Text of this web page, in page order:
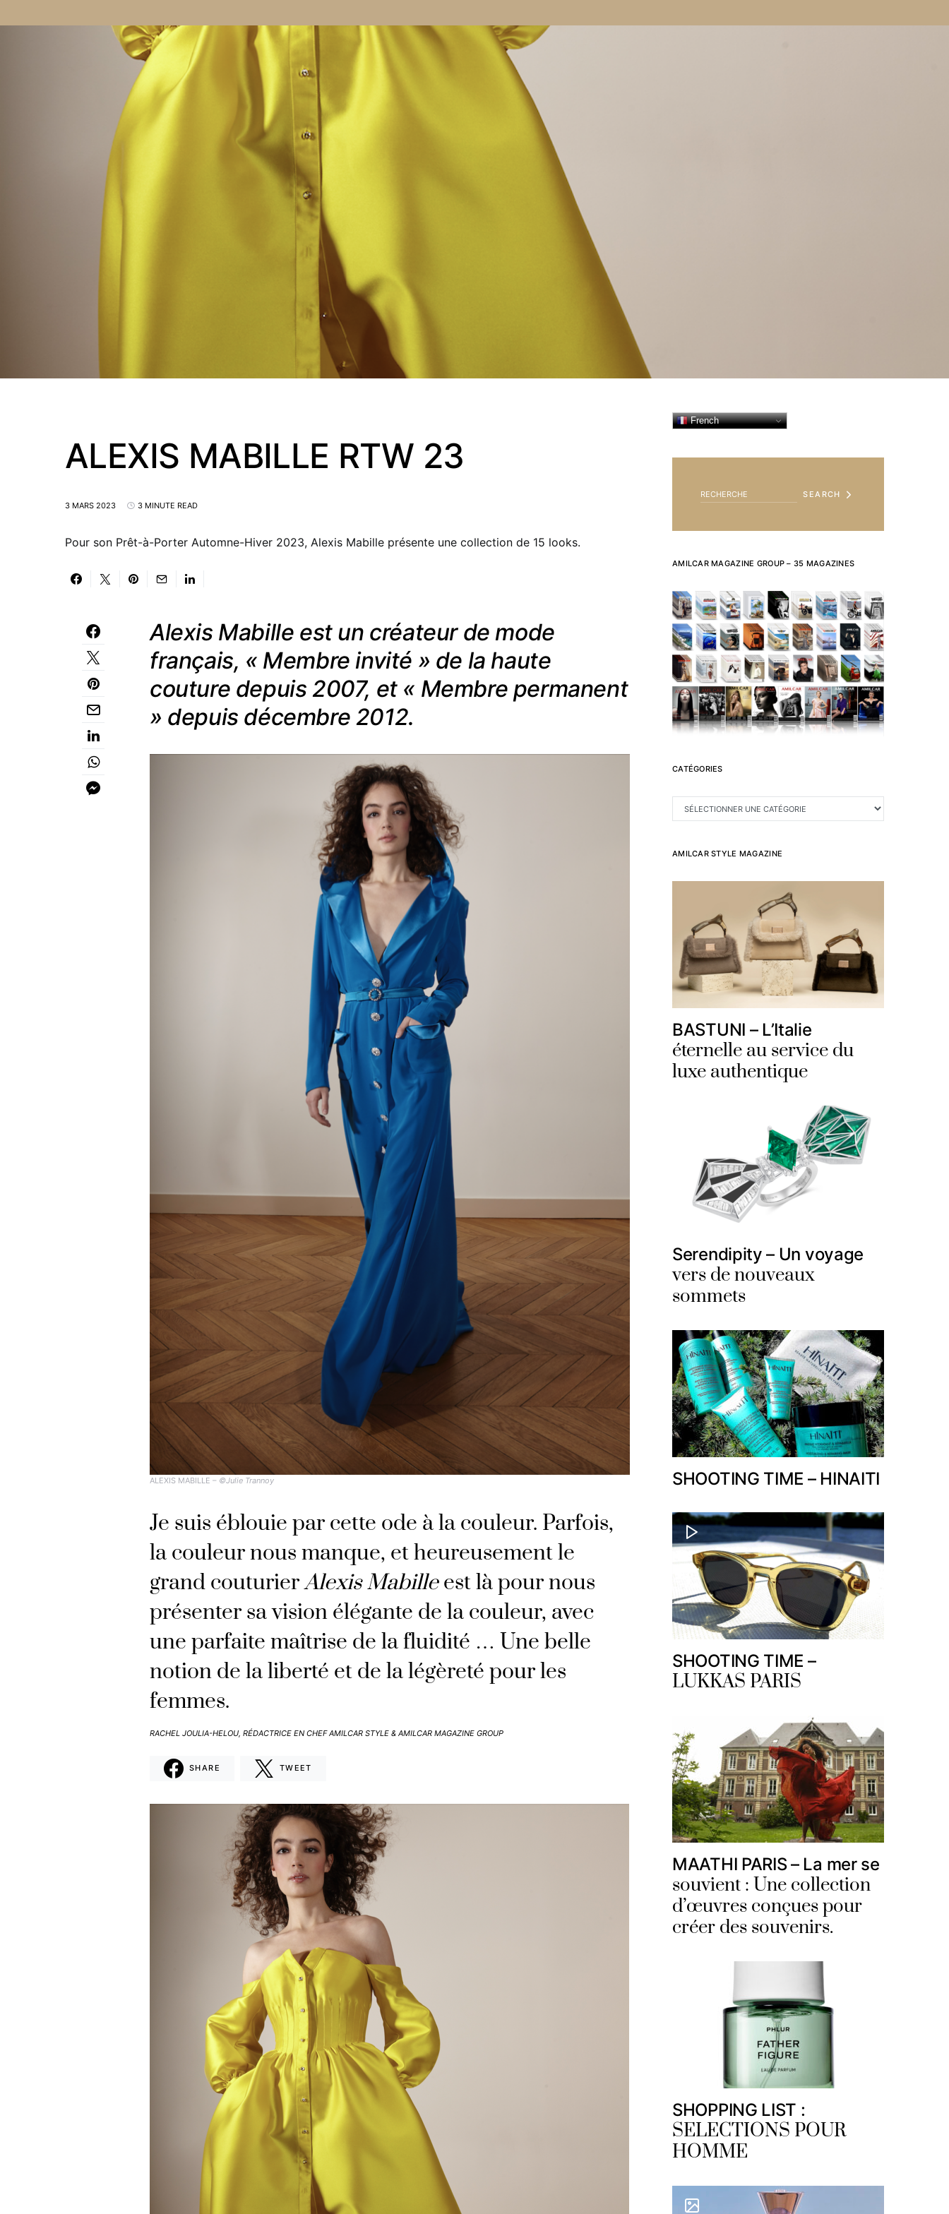
ALEXIS MABILLE RTW 23
3 MARS 2023 3 MINUTE READ
Pour son Prêt-à-Porter Automne-Hiver 2023, Alexis Mabille présente une collection de 15 looks.
Alexis Mabille est un créateur de mode
français, « Membre invité » de la haute
couture depuis 2007, et « Membre permanent
» depuis décembre 2012.
ALEXIS MABILLE – ©Julie Trannoy
Je suis éblouie par cette ode à la couleur. Parfois,
la couleur nous manque, et heureusement le
grand couturierAlexis Mabilleest là pour nous
présenter sa vision élégante de la couleur, avec
une parfaite maîtrise de la fluidité … Une belle
notion de la liberté et de la légèreté pour les
femmes.
RACHEL JOULIA-HELOU, RÉDACTRICE EN CHEF AMILCAR STYLE & AMILCAR MAGAZINE GROUP
SHARE TWEET
French
SEARCH
AMILCAR MAGAZINE GROUP – 35 MAGAZINES
CATÉGORIES
AMILCAR STYLE MAGAZINE
BASTUNI – L’Italie
éternelle au service du
luxe authentique
Serendipity – Un voyage
vers de nouveaux
sommets
SHOOTING TIME – HINAITI
SHOOTING TIME –
LUKKAS PARIS
MAATHI PARIS – La mer se
souvient : Une collection
d’œuvres conçues pour
créer des souvenirs.
SHOPPING LIST :
SELECTIONS POUR
HOMME